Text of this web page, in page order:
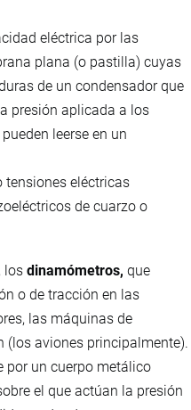
eléctrica por las
plana (o pastilla) cuyas
de un condensador que
presión aplicada a los
leerse en un
tensiones eléctricas
de cuarzo o
los dinamómetros, que
o de tracción en las
las máquinas de
(los aviones principalmente).
por un cuerpo metálico
el que actúan la presión